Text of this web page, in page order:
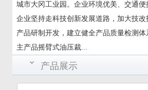
城市大冈工业园。企业环境优美、交通便
企业坚持走科技创新发展道路，加大技
产品研制开发，建立健全产品质量检测体
主产品摇臂式油压裁...
产品展示